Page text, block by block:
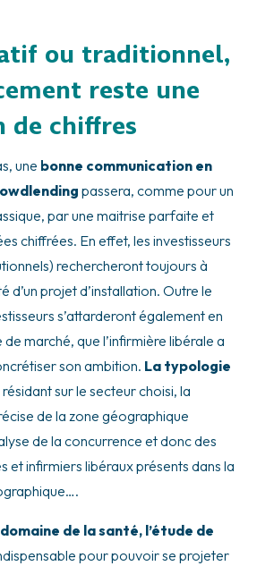
ou traditionnel,
reste une
de chiffres
une bonne communication en
passera, comme pour un
par une maitrise parfaite et
chiffrées. En effet, les investisseurs
rechercheront toujours à
d’un projet d’installation. Outre le
s’attarderont également en
de marché, que l’infirmière libérale a
son ambition. La typologie
résidant sur le secteur choisi, la
de la zone géographique
de la concurrence et donc des
et infirmiers libéraux présents dans la
de la santé, l’étude de
pour pouvoir se projeter